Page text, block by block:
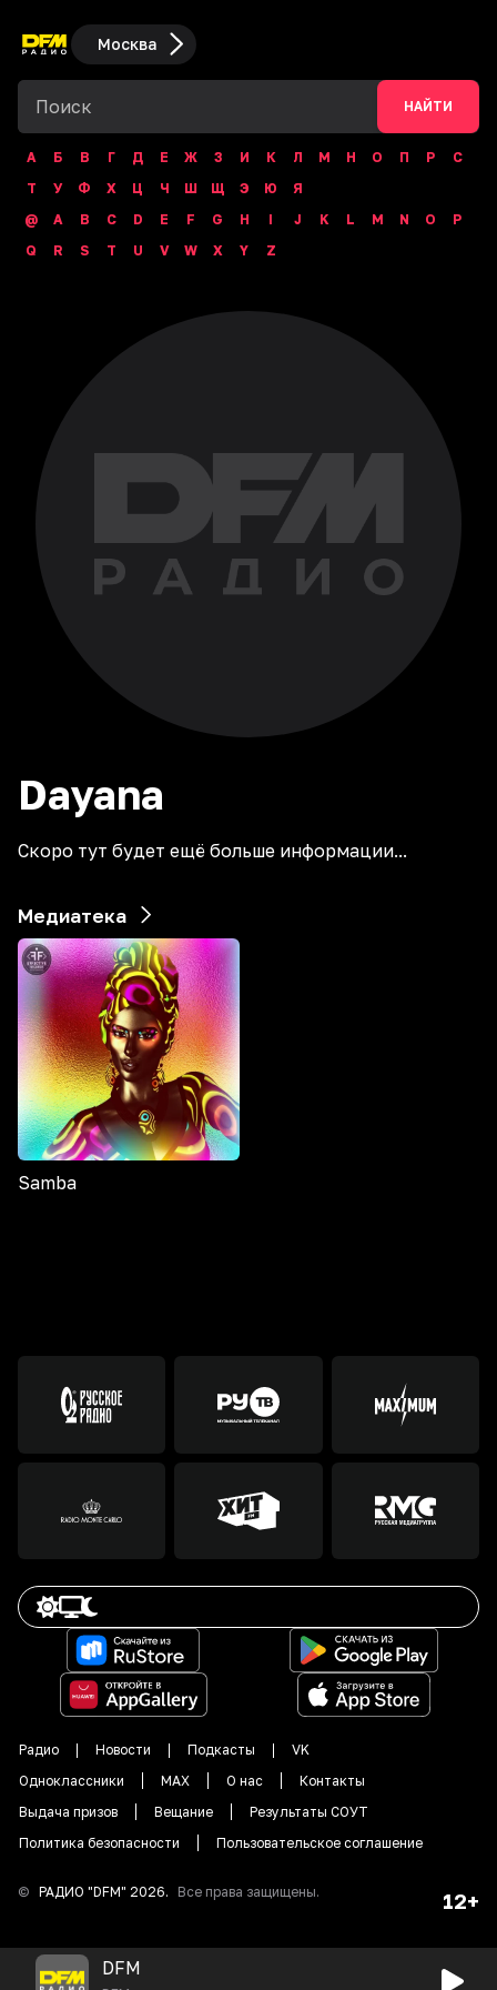
Москва
НАЙТИ
А Б В Г Д Е Ж З И К Л М Н О П Р
С
Т
У Ф Х Ц Ч Ш Щ Э Ю
Я
@
A B C D E F G H I J K L M N O
P
Q
R S T U V W X Y Z
Dayana
Скоро тут будет ещё больше информации...
Медиатека
Samba
Радио Новости Подкасты
VK
Одноклассники
MAX О нас
Контакты
Выдача призов
Вещание
Результаты СОУТ
Политика безопасности
Пользовательское соглашение
© РАДИО "DFM" 2026. Все права защищены. 12+
DFM